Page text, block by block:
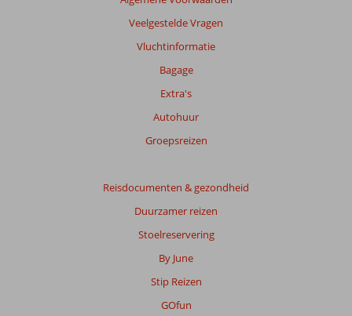
Veelgestelde Vragen
Vluchtinformatie
Bagage
Extra's
Autohuur
Groepsreizen
Reisdocumenten & gezondheid
Duurzamer reizen
Stoelreservering
By June
Stip Reizen
GOfun